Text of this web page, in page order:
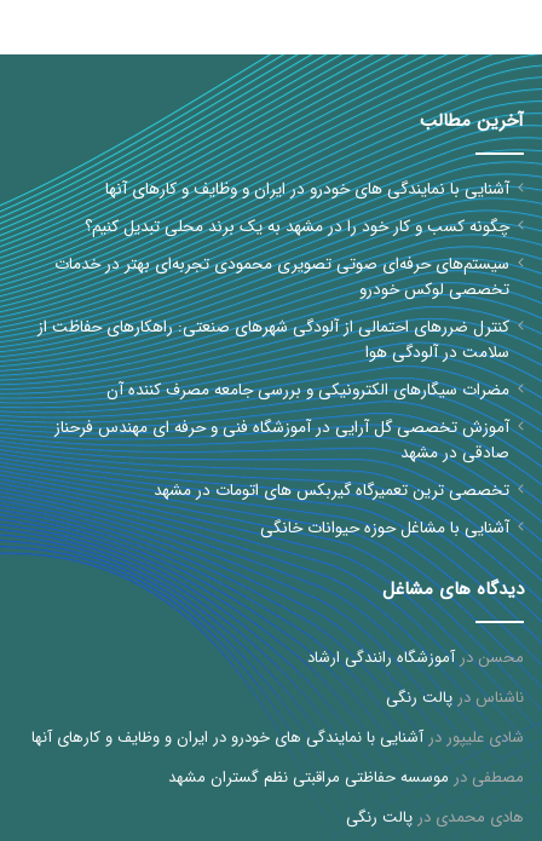
آخرین مطالب
آشنایی با نمایندگی های خودرو در ایران و وظایف و کارهای آنها
چگونه کسب و کار خود را در مشهد به یک برند محلی تبدیل کنیم؟
سیستم‌های حرفه‌ای صوتی تصویری محمودی تجربه‌ای بهتر در خدمات
تخصصی لوکس خودرو
کنترل ضررهای احتمالی از آلودگی شهرهای صنعتی: راهکارهای حفاظت از
سلامت در آلودگی هوا
مضرات سیگارهای الکترونیکی و بررسی جامعه مصرف کننده آن
آموزش تخصصی گل آرایی در آموزشگاه فنی و حرفه ای مهندس فرحناز
صادقی در مشهد
تخصصی ترین تعمیرگاه گیربکس های اتومات در مشهد
آشنایی با مشاغل حوزه حیوانات خانگی
دیدگاه های مشاغل
محسندرآموزشگاه رانندگی ارشاد
ناشناسدرپالت رنگی
شادی علیپوردرآشنایی با نمایندگی های خودرو در ایران و وظایف و کارهای آنها
مصطفی در موسسه حفاظتی مراقبتی نظم گستران مشهد
هادی محمدی در پالت رنگی